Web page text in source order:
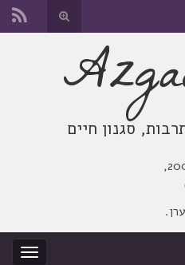
החלף
טופס
החלף
סגנון חיים